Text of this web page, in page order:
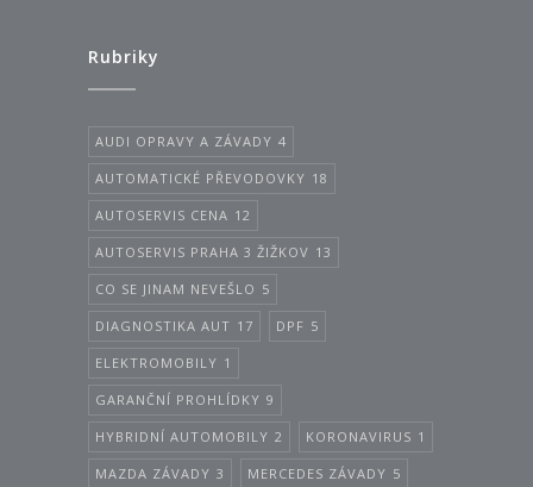
Rubriky
AUDI OPRAVY A ZÁVADY 4
AUTOMATICKÉ PŘEVODOVKY 18
AUTOSERVIS CENA 12
AUTOSERVIS PRAHA 3 ŽIŽKOV 13
CO SE JINAM NEVEŠLO 5
DIAGNOSTIKA AUT 17 DPF 5
ELEKTROMOBILY 1
GARANČNÍ PROHLÍDKY 9
HYBRIDNÍ AUTOMOBILY 2 KORONAVIRUS 1
MAZDA ZÁVADY 3 MERCEDES ZÁVADY 5